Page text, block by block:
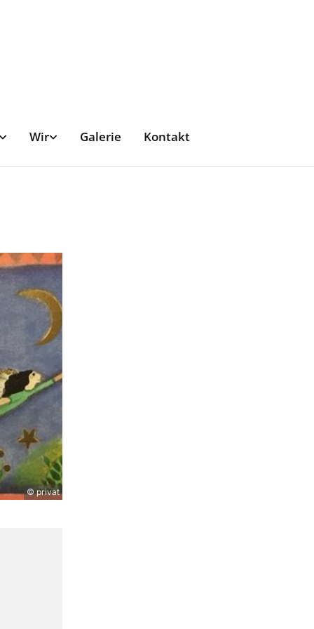
Wir Galerie Kontakt
© privat